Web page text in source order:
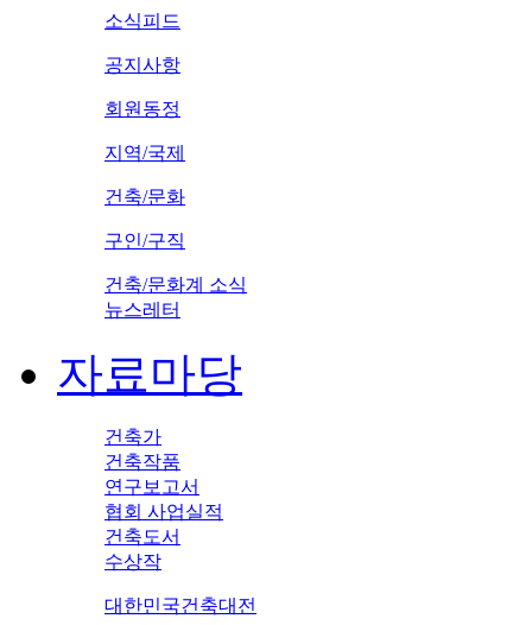
소식피드
공지사항
회원동정
지역/국제
건축/문화
구인/구직
건축/문화계 소식
뉴스레터
자료마당
건축가
건축작품
연구보고서
협회 사업실적
건축도서
수상작
대한민국건축대전